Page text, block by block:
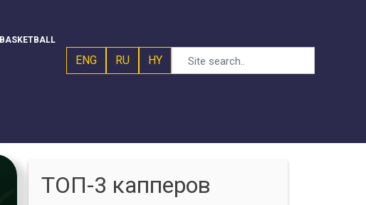
BASKETBALL
ENG RU HY
ТОП-3 капперов